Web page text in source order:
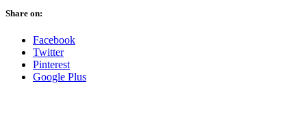
Share on:
Facebook
Twitter
Pinterest
Google Plus